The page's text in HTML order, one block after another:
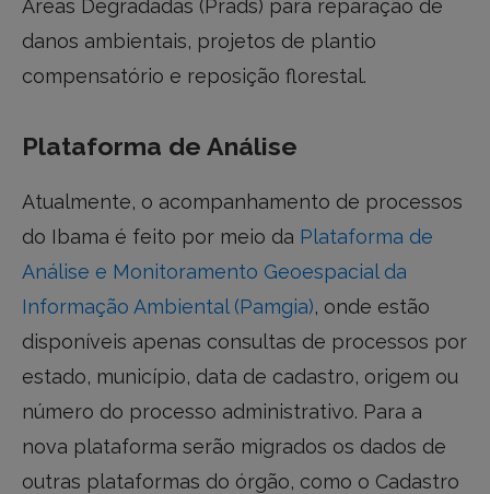
Áreas Degradadas (Prads) para reparação de
danos ambientais, projetos de plantio
compensatório e reposição florestal.
Plataforma de Análise
Atualmente, o acompanhamento de processos
do Ibama é feito por meio da Plataforma de
Análise e Monitoramento Geoespacial da
Informação Ambiental (Pamgia), onde estão
disponíveis apenas consultas de processos por
estado, município, data de cadastro, origem ou
número do processo administrativo. Para a
nova plataforma serão migrados os dados de
outras plataformas do órgão, como o Cadastro